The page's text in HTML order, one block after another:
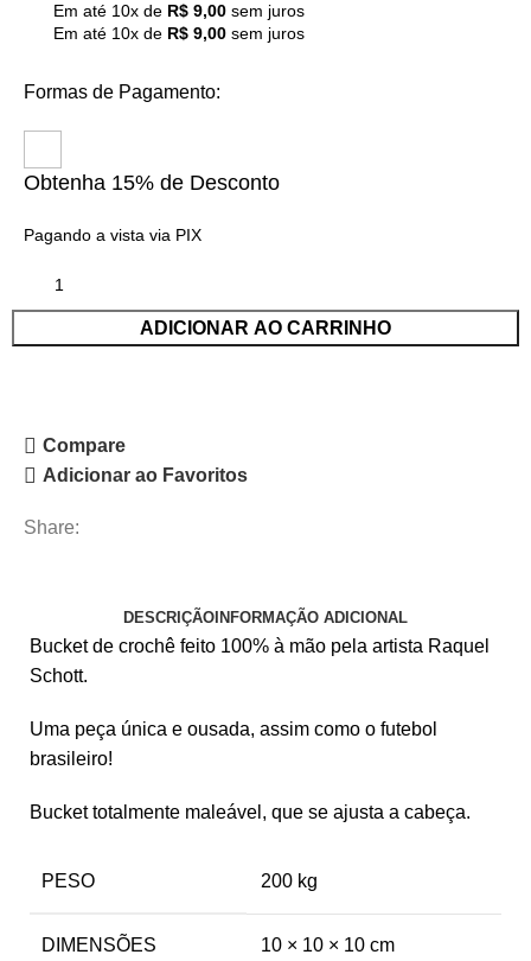
Em até 10x de R$ 9,00 sem juros
Em até 10x de R$ 9,00 sem juros
Formas de Pagamento:
Obtenha 15% de Desconto
Pagando a vista via PIX
ADICIONAR AO CARRINHO
Compare
Adicionar ao Favoritos
Share:
DESCRIÇÃO INFORMAÇÃO ADICIONAL
Bucket de crochê feito 100% à mão pela artista Raquel
Schott.
Uma peça única e ousada, assim como o futebol
brasileiro!
Bucket totalmente maleável, que se ajusta a cabeça.
PESO 200 kg
DIMENSÕES 10 × 10 × 10 cm